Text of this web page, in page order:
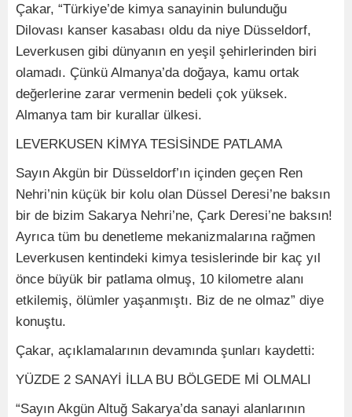
Çakar, “Türkiye’de kimya sanayinin bulunduğu
Dilovası kanser kasabası oldu da niye Düsseldorf,
Leverkusen gibi dünyanın en yeşil şehirlerinden biri
olamadı. Çünkü Almanya’da doğaya, kamu ortak
değerlerine zarar vermenin bedeli çok yüksek.
Almanya tam bir kurallar ülkesi.
LEVERKUSEN KİMYA TESİSİNDE PATLAMA
Sayın Akgün bir Düsseldorf’ın içinden geçen Ren
Nehri’nin küçük bir kolu olan Düssel Deresi’ne baksın
bir de bizim Sakarya Nehri’ne, Çark Deresi’ne baksın!
Ayrıca tüm bu denetleme mekanizmalarına rağmen
Leverkusen kentindeki kimya tesislerinde bir kaç yıl
önce büyük bir patlama olmuş, 10 kilometre alanı
etkilemiş, ölümler yaşanmıştı. Biz de ne olmaz” diye
konuştu.
Çakar, açıklamalarının devamında şunları kaydetti:
YÜZDE 2 SANAYİ İLLA BU BÖLGEDE Mİ OLMALI
“Sayın Akgün Altuğ Sakarya’da sanayi alanlarının